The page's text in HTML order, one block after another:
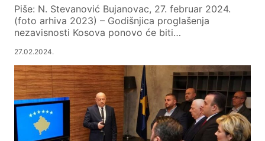
Piše: N. Stevanović Bujanovac, 27. februar 2024.
(foto arhiva 2023) – Godišnjica proglašenja
nezavisnosti Kosova ponovo će biti…
27.02.2024.